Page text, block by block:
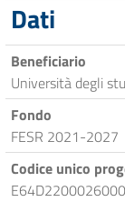
Dati
Beneficiario
Università degli
Fondo
FESR 2021-2027
Codice unico